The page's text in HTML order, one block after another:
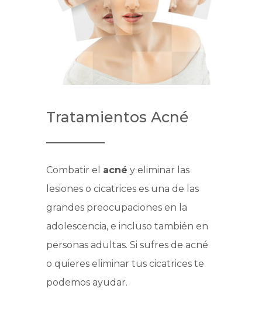
Tratamientos Acné
Combatir el acné y eliminar las
lesiones o cicatrices es una de las
grandes preocupaciones en la
adolescencia, e incluso también en
personas adultas. Si sufres de acné
o quieres eliminar tus cicatrices te
podemos ayudar.